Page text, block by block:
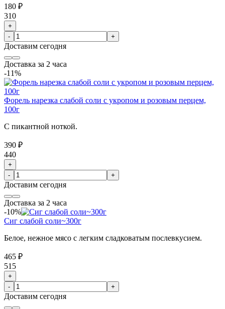
180 ₽
310
+
-
+
Доставим сегодня
Доставка за 2 часа
-11%
Форель нарезка слабой соли с укропом и розовым перцем,
100г
С пикантной ноткой.
390 ₽
440
+
-
+
Доставим сегодня
Доставка за 2 часа
-10%
Сиг слабой соли~300г
Белое, нежное мясо с легким сладковатым послевкусием.
465 ₽
515
+
-
+
Доставим сегодня